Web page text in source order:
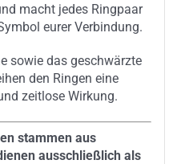
macht jedes Ringpaar
eurer Verbindung.
sowie das geschwärzte
den Ringen eine
zeitlose Wirkung.
stammen aus
ausschließlich als